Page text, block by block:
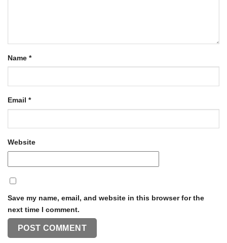
Name *
Email *
Website
Save my name, email, and website in this browser for the
next time I comment.